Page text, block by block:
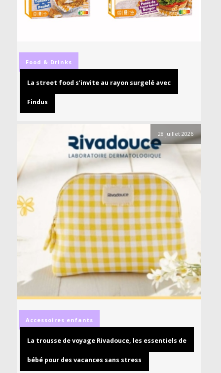
Food & Drinks
La street food s’invite au rayon surgelé avec
Findus
28 juillet 2026
Accessoires enfants
La trousse de voyage Rivadouce, les essentiels de
bébé pour des vacances sans stress